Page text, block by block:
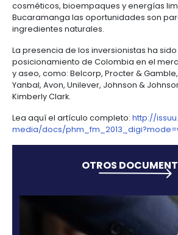
Pure Health Magazine, indica
atractivos del sector de
extranjeros es las
De hecho el plan del Gobierno
biotecnología, para que de
sea reconocida como líder en
agregado derivados del uso
Según PROCOLOMBIA, en
desarrollo de bioinsumos e
existe el potencial para el
En la región de Caldas,